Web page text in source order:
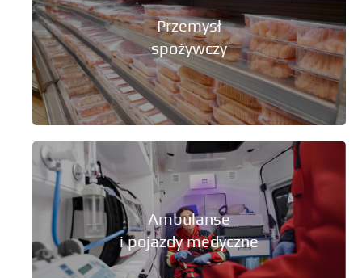
Przemysł
spożywczy
Ambulanse
i pojazdy medyczne